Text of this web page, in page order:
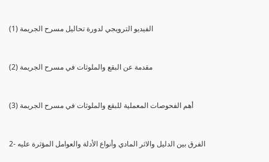
(1) الفيديو الترويجي لدورة تحاليل مسرح الجريمة
(2) مقدمة عن البقع والملوثات في مسرح الجريمة
(3) أهم الفحوصات المعملية للبقع والملوثات في مسرح الجريمة
2- الفرق بين الدليل والاثر المادي وأنواع الأدلة والعوامل المؤثرة عليه